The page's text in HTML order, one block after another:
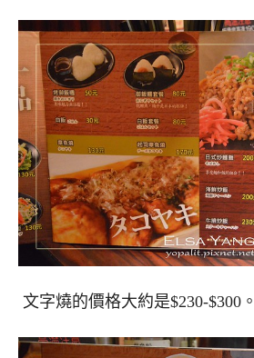
文字燒的價格大約是$230-$300。